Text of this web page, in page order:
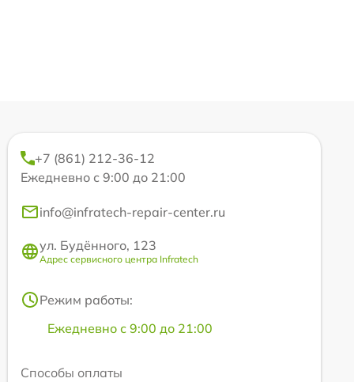
+7 (861) 212-36-12
Ежедневно с 9:00 до 21:00
info@infratech-repair-center.ru
ул. Будённого, 123
Адрес сервисного центра Infratech
Режим работы:
Ежедневно с 9:00 до 21:00
Способы оплаты